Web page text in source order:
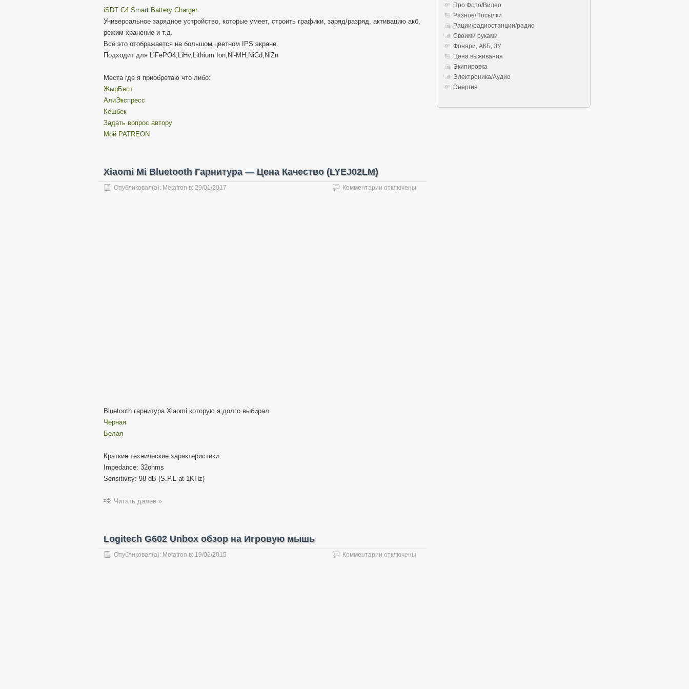
iSDT C4 Smart Battery Charger
Универсальное зарядное устройство, которые умеет, строить графики, заряд/разряд, активацию акб,
режим хранение и т.д.
Всё это отображается на большом цветном IPS экране.
Подходит для LiFePO4,LiHv,Lithium Ion,Ni-MH,NiCd,NiZn
Места где я приобретаю что либо:
ЖырБест
АлиЭкспресс
Кешбек
Задать вопрос автору
Мой PATREON
Xiaomi Mi Bluetooth Гарнитура — Цена Качество (LYEJ02LM)
Опубликовал(а): Metatron в: 29/01/2017 Комментарии котключены
Bluetooth гарнитура Xiaomi которую я долго выбирал.
Черная
Белая
Краткие технические характеристики:
Impedance: 32ohms
Sensitivity: 98 dB (S.P.L at 1KHz)
Читать далее »
Logitech G602 Unbox обзор на Игровую мышь
Опубликовал(а): Metatron в: 19/02/2015 Комментарии котключены
Про Фото/Видео
Разное/Посылки
Рации/радиостанции/радио
Своими руками
Фонари, АКБ, ЗУ
Цена выживания
Экипировка
Электроника/Аудио
Энергия